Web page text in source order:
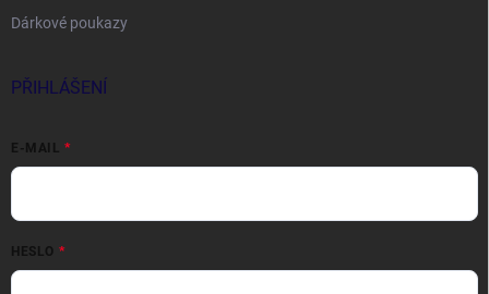
Dárkové poukazy
PŘIHLÁŠENÍ
E-MAIL
HESLO